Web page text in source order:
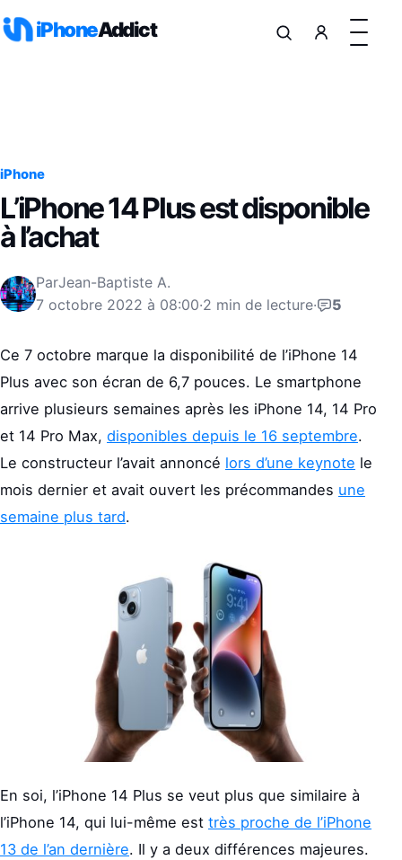
iPhoneAddict
iPhone
L’iPhone 14 Plus est disponible
à l’achat
ParJean-Baptiste A.
7 octobre 2022 à 08:00·2 min de lecture· 5
Ce 7 octobre marque la disponibilité de l’iPhone 14
Plus avec son écran de 6,7 pouces. Le smartphone
arrive plusieurs semaines après les iPhone 14, 14 Pro
et 14 Pro Max, disponibles depuis le 16 septembre.
Le constructeur l’avait annoncé lors d’une keynote le
mois dernier et avait ouvert les précommandes une
semaine plus tard.
En soi, l’iPhone 14 Plus se veut plus que similaire à
l’iPhone 14, qui lui-même est très proche de l’iPhone
13 de l’an dernière. Il y a deux différences majeures.